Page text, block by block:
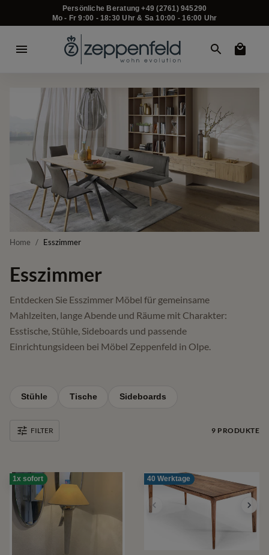
Persönliche Beratung +49 (2761) 945290
Mo - Fr 9:00 - 18:30 Uhr & Sa 10:00 - 16:00 Uhr
Home / Esszimmer
Esszimmer
Entdecken Sie Esszimmer Möbel für gemeinsame
Mahlzeiten, lange Abende und Räume mit Charakter:
Esstische, Stühle, Sideboards und passende
Einrichtungsideen bei Möbel Zeppenfeld in Olpe.
Stühle Tische Sideboards
FILTER 9 PRODUKTE
1x sofort 40 Werktage